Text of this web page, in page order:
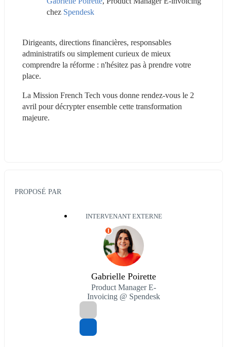
chez Spendesk
Dirigeants, directions financières, responsables
administratifs ou simplement curieux de mieux
comprendre la réforme : n'hésitez pas à prendre votre
place.
La Mission French Tech vous donne rendez-vous le 2
avril pour décrypter ensemble cette transformation
majeure.
PROPOSÉ PAR
INTERVENANT EXTERNE
I
Gabrielle Poirette
Product Manager E-
Invoicing @ Spendesk